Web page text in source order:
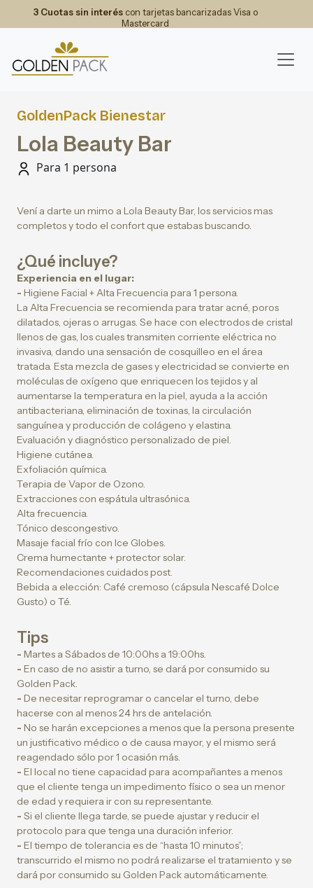
3 Cuotas sin interéscon tarjetas bancarizadas Visa o
Mastercard
GoldenPack Bienestar
Lola Beauty Bar
Para 1 persona
Vení a darte un mimo a Lola Beauty Bar, los servicios mas
completos y todo el confort que estabas buscando.
¿Qué incluye?
Experiencia en el lugar:
- Higiene Facial + Alta Frecuencia para 1 persona.
La Alta Frecuencia se recomienda para tratar acné, poros
dilatados, ojeras o arrugas. Se hace con electrodos de cristal
llenos de gas, los cuales transmiten corriente eléctrica no
invasiva, dando una sensación de cosquilleo en el área
tratada. Esta mezcla de gases y electricidad se convierte en
moléculas de oxígeno que enriquecen los tejidos y al
aumentarse la temperatura en la piel, ayuda a la acción
antibacteriana, eliminación de toxinas, la circulación
sanguínea y producción de colágeno y elastina.
Evaluación y diagnóstico personalizado de piel.
Higiene cutánea.
Exfoliación química.
Terapia de Vapor de Ozono.
Extracciones con espátula ultrasónica.
Alta frecuencia.
Tónico descongestivo.
Masaje facial frío con Ice Globes.
Crema humectante + protector solar.
Recomendaciones cuidados post.
Bebida a elección: Café cremoso (cápsula Nescafé Dolce
Gusto) o Té.
Tips
- Martes a Sábados de 10:00hs a 19:00hs.
- En caso de no asistir a turno, se dará por consumido su
Golden Pack.
- De necesitar reprogramar o cancelar el turno, debe
hacerse con al menos 24 hrs de antelación.
- No se harán excepciones a menos que la persona presente
un justificativo médico o de causa mayor, y el mismo será
reagendado sólo por 1 ocasión más.
- El local no tiene capacidad para acompañantes a menos
que el cliente tenga un impedimento físico o sea un menor
de edad y requiera ir con su representante.
- Si el cliente llega tarde, se puede ajustar y reducir el
protocolo para que tenga una duración inferior.
- El tiempo de tolerancia es de “hasta 10 minutos”;
transcurrido el mismo no podrá realizarse el tratamiento y se
dará por consumido su Golden Pack automáticamente.